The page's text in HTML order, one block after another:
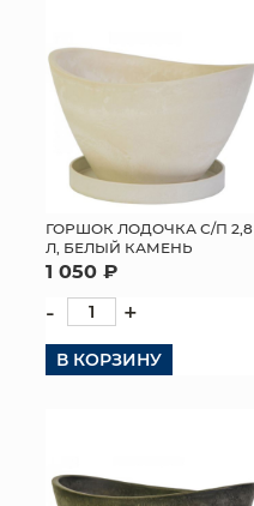
ГОРШОК ЛОДОЧКА С/П 2,8
Л, БЕЛЫЙ КАМЕНЬ
1 050 ₽
- +
В КОРЗИНУ